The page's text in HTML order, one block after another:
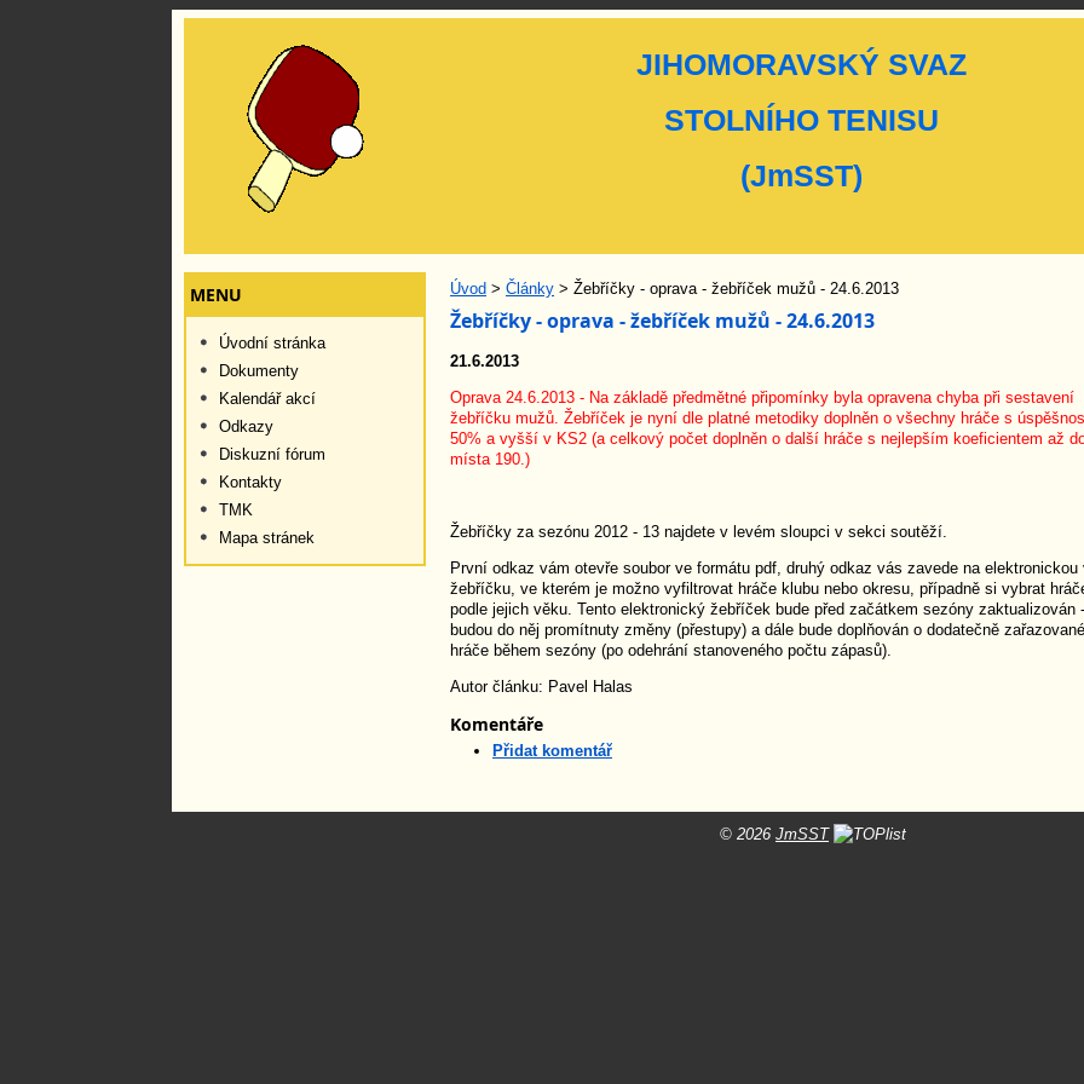
Úvod > Články > Žebříčky - oprava - žebříček mužů - 24.6.2013
Žebříčky - oprava - žebříček mužů - 24.6.2013
21.6.2013
Oprava 24.6.2013 - Na základě předmětné připomínky byla opravena chyba při sestavení
žebříčku mužů. Žebříček je nyní dle platné metodiky doplněn o všechny hráče s
50% a vyšší v KS2 (a celkový počet doplněn o další hráče s nejlepším koeficientem až
místa 190.)
Žebříčky za sezónu 2012 - 13 najdete v levém sloupci v sekci soutěží.
První odkaz vám otevře soubor ve formátu pdf, druhý odkaz vás zavede na elektronickou
žebříčku, ve kterém je možno vyfiltrovat hráče klubu nebo okresu, případně si vybrat
podle jejich věku. Tento elektronický žebříček bude před začátkem sezóny zaktualizován -
budou do něj promítnuty změny (přestupy) a dále bude doplňován o dodatečně zařazované
hráče během sezóny (po odehrání stanoveného počtu zápasů).
Autor článku: Pavel Halas
Komentáře
Přidat komentář
MENU
Úvodní stránka
Dokumenty
Kalendář akcí
Odkazy
Diskuzní fórum
Kontakty
TMK
Mapa stránek
JIHOMORAVSKÝ SVAZ
STOLNÍHO TENISU
(JmSST)
© 2026 JmSST